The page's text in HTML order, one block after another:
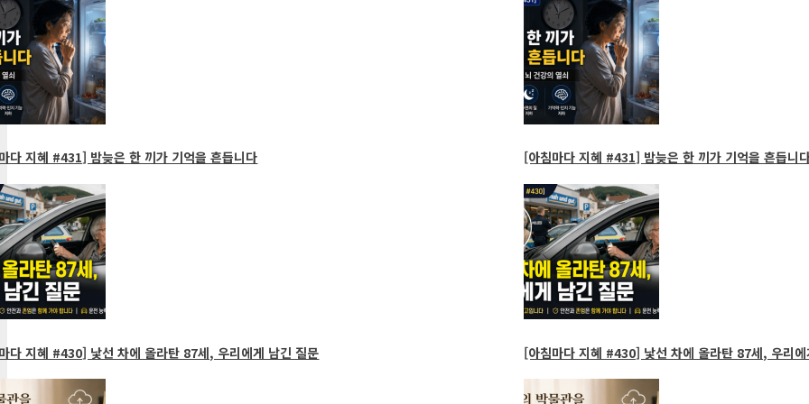
지혜 #431] 밤늦은 한 끼가 기억을 흔듭니다
지혜 #430] 낯선 차에 올라탄 87세, 우리에게 남긴 질문
[아침마다 지혜 #431] 밤늦은 한 끼가 기억을 흔듭니다
[아침마다 지혜 #430] 낯선 차에 올라탄 87세, 우리에